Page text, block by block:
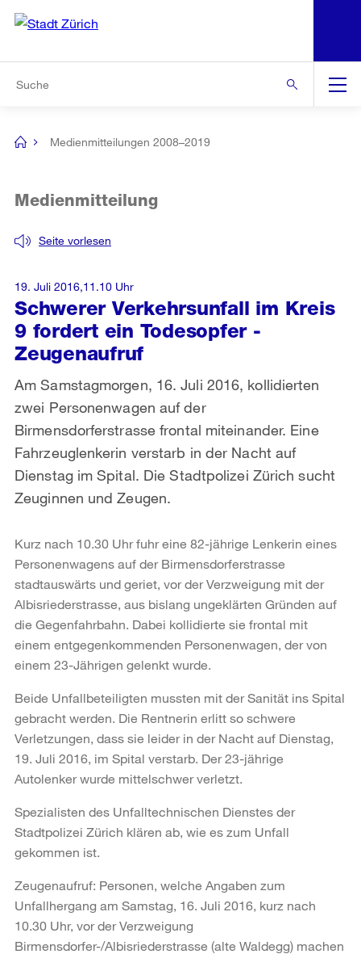
Navigation
[no
Medienmitteilungen 2008–2019
Schwerer Verkehrsunfall im Kreis
9 fordert ein Todesopfer -
Zeugenaufruf
Seite vorlesen
Medienmitteilung
Am Samstagmorgen, 16. Juli 2016, kollidierten
zwei Personenwagen auf der
Birmensdorferstrasse frontal miteinander. Eine
Fahrzeuglenkerin verstarb in der Nacht auf
Dienstag im Spital. Die Stadtpolizei Zürich sucht
Zeuginnen und Zeugen.
19. Juli 2016,11.10 Uhr
Kurz nach 10.30 Uhr fuhr eine 82-jährige Lenkerin eines
Personenwagens auf der Birmensdorferstrasse
stadtauswärts und geriet, vor der Verzweigung mit der
Albisriederstrasse, aus bislang ungeklärten Gründen auf
die Gegenfahrbahn. Dabei kollidierte sie frontal mit
einem entgegenkommenden Personenwagen, der von
einem 23-Jährigen gelenkt wurde.
Beide Unfallbeteiligten mussten mit der Sanität ins Spital
gebracht werden. Die Rentnerin erlitt so schwere
Verletzungen, dass sie leider in der Nacht auf Dienstag,
19. Juli 2016, im Spital verstarb. Der 23-jährige
Autolenker wurde mittelschwer verletzt.
Spezialisten des Unfalltechnischen Dienstes der
Stadtpolizei Zürich klären ab, wie es zum Unfall
gekommen ist.
Zeugenaufruf: Personen, welche Angaben zum
Unfallhergang am Samstag, 16. Juli 2016, kurz nach
10.30 Uhr, vor der Verzweigung
Birmensdorfer-/Albisriederstrasse (alte Waldegg) machen